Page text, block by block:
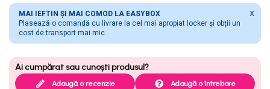
MAI IEFTIN ȘI MAI COMOD LA EASYBOX
Plasează o comandă cu livrare la cel mai apropiat locker și obții un
cost de transport mai mic.
X
Adaugă o recenzie Adaugă o întrebare